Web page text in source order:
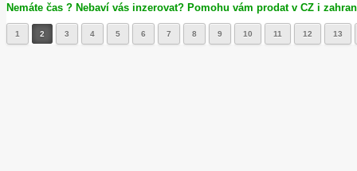
Nemáte čas ? Nebaví vás inzerovat? Pomohu vám prodat v CZ i
1 2 3 4 5 6 7 8 9 10 11 12 13